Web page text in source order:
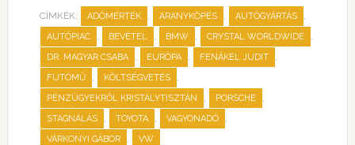
CÍMKÉK: ADÓMÉRTÉK , ARANYKÖPÉS , AUTÓGYÁRTÁS ,
AUTÓPIAC , BEVÉTEL , BMW , CRYSTAL WORLDWIDE ,
DR. MAGYAR CSABA , EURÓPA , FENÁKEL JUDIT ,
FUTÓMŰ , KÖLTSÉGVETÉS ,
PÉNZÜGYEKRŐL KRISTÁLYTISZTÁN , PORSCHE ,
STAGNÁLÁS , TOYOTA , VAGYONADÓ ,
VÁRKONYI GÁBOR , VW